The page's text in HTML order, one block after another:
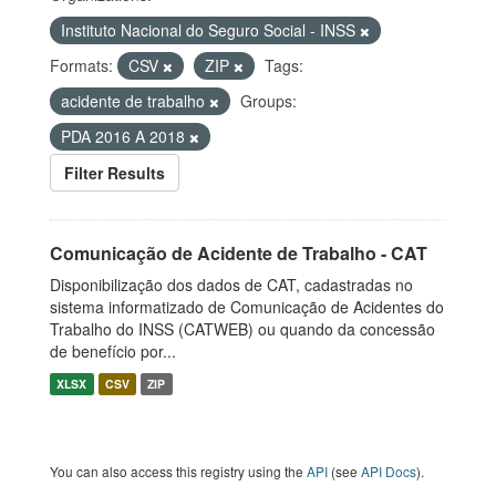
Instituto Nacional do Seguro Social - INSS
Formats:
CSV ZIP
Tags:
acidente de trabalho
Groups:
PDA 2016 A 2018
Filter Results
Comunicação de Acidente de Trabalho - CAT
Disponibilização dos dados de CAT, cadastradas no
sistema informatizado de Comunicação de Acidentes do
Trabalho do INSS (CATWEB) ou quando da concessão
de benefício por...
XLSX CSV ZIP
You can also access this registry using the API (see API Docs).